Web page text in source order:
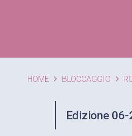
HOME BLOCCAGGIO
Edizione